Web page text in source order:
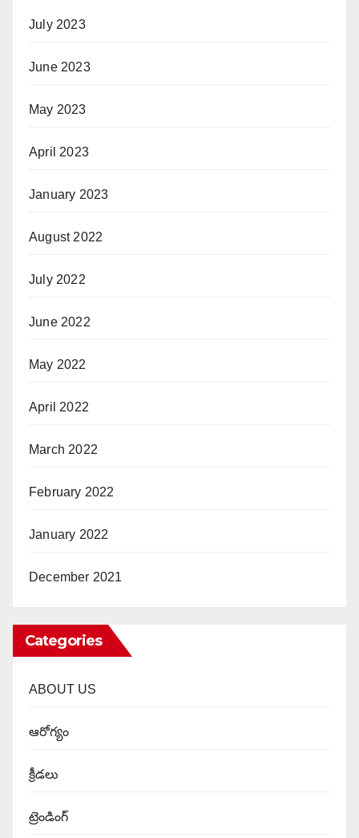
July 2023
June 2023
May 2023
April 2023
January 2023
August 2022
July 2022
June 2022
May 2022
April 2022
March 2022
February 2022
January 2022
December 2021
Categories
ABOUT US
ఆరోగ్యం
క్రీడలు
ట్రెండింగ్